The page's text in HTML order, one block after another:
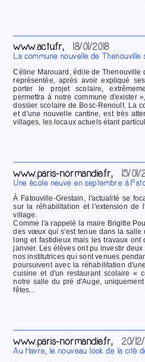
www.actu.fr, 18/01/2018
La commune nouvelle de Thenouville
Céline Marouard, édile de Thenouville
représentée, après avoir expliqué
porter le projet scolaire,
permettra à notre commune d'exister
dossier scolaire de Bosc-Renoult. La
et d'une nouvelle cantine, est très
villages, les locaux actuels étant
www.paris-normandie.fr, 15/01/
Une école neuve en septembre à
À Fatouville-Grestain, l'actualité se
sur la réhabilitation et l'extension de
village.
Comme l'a rappelé la maire Brigitte
des vœux qui s‘est tenue dans la salle
long et fastidieux mais les travaux
janvier. Les élèves ont pu investir
nos institutrices qui sont venues
poursuivent avec la réhabilitation
cuisine et d'un restaurant scolaire «
notre salle du pré d'Auge,
fêtes...
www.paris-normandie.fr, 20/
Au Havre, le nouveau look de la cité